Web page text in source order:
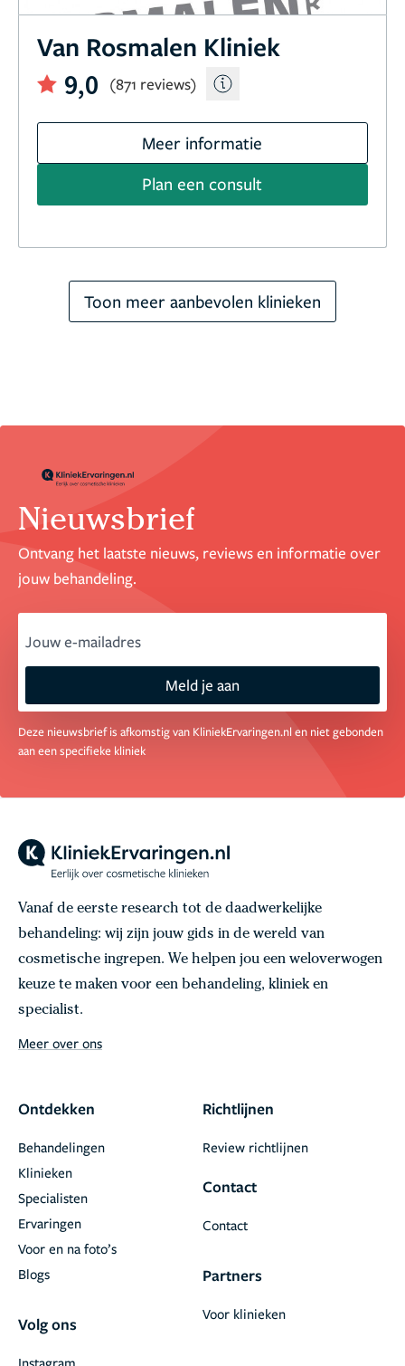
Van Rosmalen Kliniek
9,0
(871 reviews)
Meer informatie
Plan een consult
Toon meer aanbevolen klinieken
Nieuwsbrief
Ontvang het laatste nieuws, reviews en informatie over
jouw behandeling.
Meld je aan
Deze nieuwsbrief is afkomstig van KliniekErvaringen.nl en niet gebonden
aan een specifieke kliniek
Vanaf de eerste research tot de daadwerkelijke
behandeling: wij zijn jouw gids in de wereld van
cosmetische ingrepen. We helpen jou een weloverwogen
keuze te maken voor een behandeling, kliniek en
specialist.
Meer over ons
Ontdekken
Behandelingen
Klinieken
Specialisten
Ervaringen
Voor en na foto’s
Blogs
Volg ons
Instagram
Richtlijnen
Review richtlijnen
Contact
Contact
Partners
Voor klinieken